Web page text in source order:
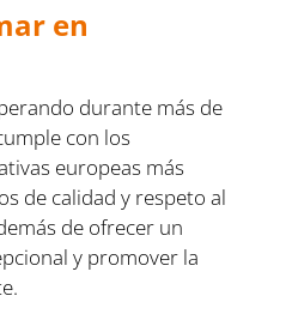
en
durante más de
con los
europeas más
de calidad y respeto al
de ofrecer un
y promover la